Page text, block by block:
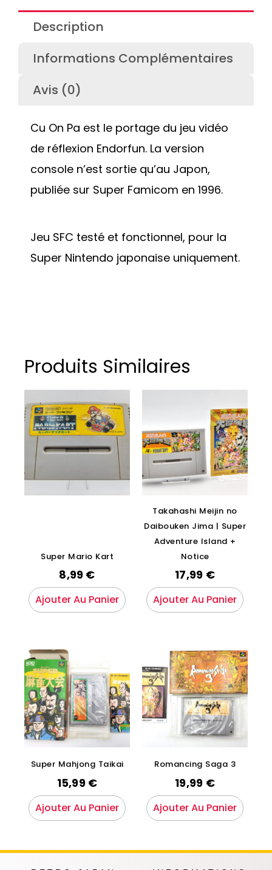
Description
Informations Complémentaires
Avis (0)
Cu On Pa est le portage du jeu vidéo
de réflexion Endorfun. La version
console n’est sortie qu’au Japon,
publiée sur Super Famicom en 1996.
Jeu SFC testé et fonctionnel, pour la
Super Nintendo japonaise uniquement.
Produits Similaires
Super Mario Kart
8,99 €
Ajouter Au Panier
Takahashi Meijin no
Daibouken Jima | Super
Adventure Island +
Notice
17,99 €
Ajouter Au Panier
Super Mahjong Taikai
15,99 €
Ajouter Au Panier
Romancing Saga 3
19,99 €
Ajouter Au Panier